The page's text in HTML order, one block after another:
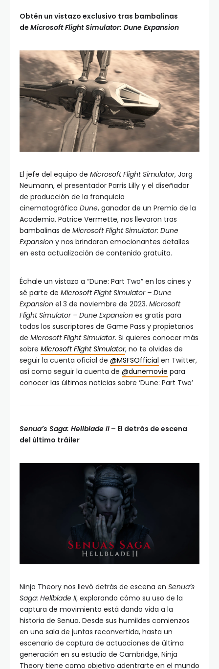
Obtén un vistazo exclusivo tras bambalinas
de Microsoft Flight Simulator: Dune Expansion
El jefe del equipo de Microsoft Flight Simulator, Jorg
Neumann, el presentador Parris Lilly y el diseñador
de producción de la franquicia
cinematográfica Dune, ganador de un Premio de la
Academia, Patrice Vermette, nos llevaron tras
bambalinas de Microsoft Flight Simulator: Dune
Expansion y nos brindaron emocionantes detalles
en esta actualización de contenido gratuita.
Échale un vistazo a “Dune: Part Two” en los cines y
sé parte de Microsoft Flight Simulator – Dune
Expansion el 3 de noviembre de 2023. Microsoft
Flight Simulator – Dune Expansion es gratis para
todos los suscriptores de Game Pass y propietarios
de Microsoft Flight Simulator. Si quieres conocer más
sobre Microsoft Flight Simulator, no te olvides de
seguir la cuenta oficial de @MSFSOfficial en Twitter,
así como seguir la cuenta de @dunemovie para
conocer las últimas noticias sobre ‘Dune: Part Two’
Senua’s Saga: Hellblade II – El detrás de escena
del último tráiler
Ninja Theory nos llevó detrás de escena en Senua’s
Saga: Hellblade II, explorando cómo su uso de la
captura de movimiento está dando vida a la
historia de Senua. Desde sus humildes comienzos
en una sala de juntas reconvertida, hasta un
escenario de captura de actuaciones de última
generación en su estudio de Cambridge, Ninja
Theory tiene como objetivo adentrarte en el mundo